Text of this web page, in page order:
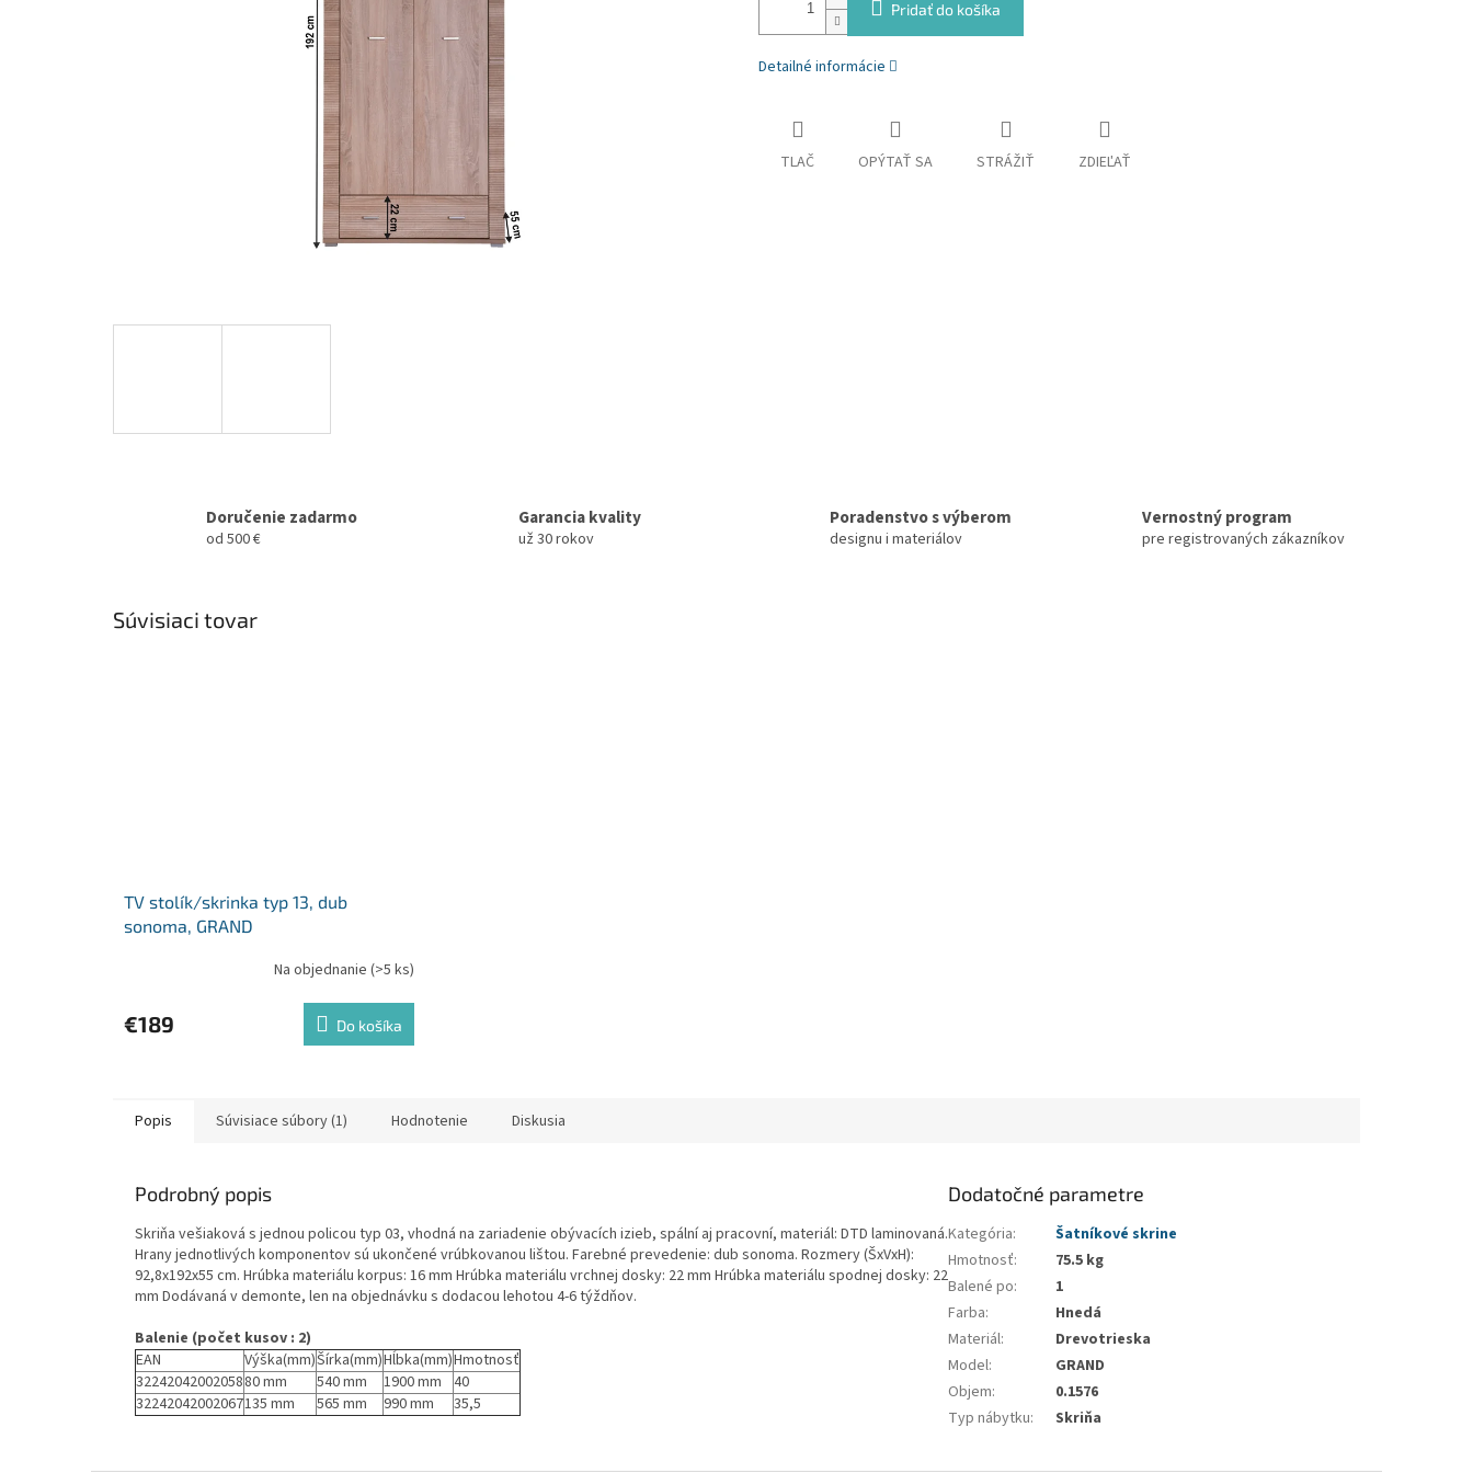
Pridať do košíka
Detailné informácie
TLAČ OPÝTAŤ SA STRÁŽIŤ ZDIEĽAŤ
Doručenie zadarmo
od 500 €
Garancia kvality
už 30 rokov
Poradenstvo s výberom
designu i materiálov
Vernostný program
pre registrovaných zákazníkov
Súvisiaci tovar
TV stolík/skrinka typ 13, dub
sonoma, GRAND
Na objednanie (>5 ks)
€189 Do košíka
Popis Súvisiace súbory (1) Hodnotenie Diskusia
Podrobný popis
Skriňa vešiaková s jednou policou typ 03, vhodná na zariadenie obývacích izieb, spální aj pracovní, materiál: DTD laminovaná.
Hrany jednotlivých komponentov sú ukončené vrúbkovanou lištou. Farebné prevedenie: dub sonoma. Rozmery (ŠxVxH):
92,8x192x55 cm. Hrúbka materiálu korpus: 16 mm Hrúbka materiálu vrchnej dosky: 22 mm Hrúbka materiálu spodnej dosky: 22
mm Dodávaná v demonte, len na objednávku s dodacou lehotou 4-6 týždňov.
Balenie (počet kusov : 2)
EAN
Výška(mm)Šírka(mm)Hĺbka(mm)Hmotnosť
3224204200205880 mm 540 mm 1900 mm 40
32242042002067135 mm 565 mm 990 mm 35,5
Dodatočné parametre
Kategória:
Šatníkové skrine
Hmotnosť:
75.5 kg
Balené po:
1
Farba:
Hnedá
Materiál:
Drevotrieska
Model:
GRAND
Objem:
0.1576
Typ nábytku: Skriňa